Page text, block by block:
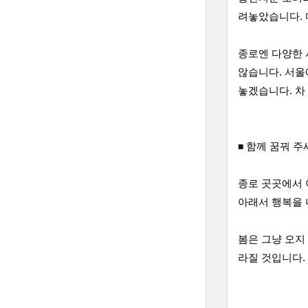
려놓았습니다.
종로엔 다양한
않습니다. 서
놓겠습니다.
■ 함께 꿈꿔 주
종로 곳곳에서
아래서 행복을
봄은 그냥 오
라질 것입니다